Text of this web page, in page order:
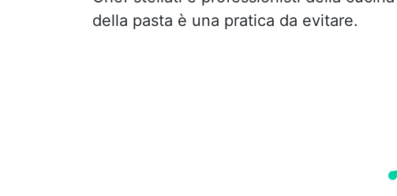
della pasta è una pratica da evitare.